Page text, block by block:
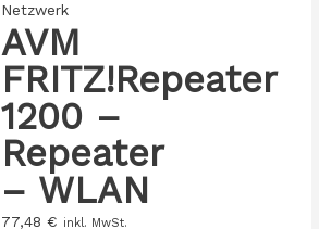
Netzwerk
AVM
FRITZ!Repeater
1200 –
Repeater
– WLAN
77,48 € inkl. MwSt.